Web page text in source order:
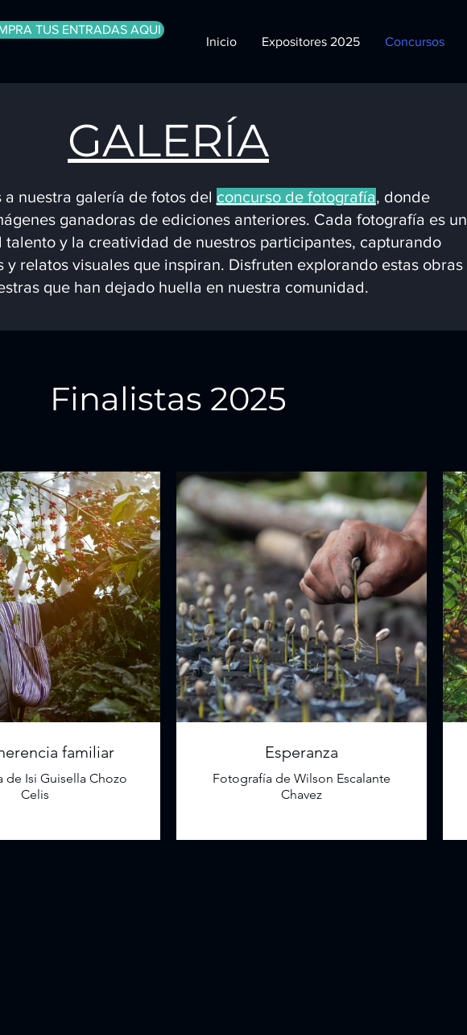
TUS ENTRADAS AQUI
Inicio
Expositores 2025 Concursos
GALERÍA
a nuestra galería de fotos del concurso de fotografía, donde
ganadoras de ediciones anteriores. Cada fotografía es un
talento y la creatividad de nuestros participantes, capturando
y relatos visuales que inspiran. Disfruten explorando estas obras
que han dejado huella en nuestra comunidad.
Finalistas 2025
familiar
de Isi Guisella Chozo
Celis
Esperanza
Fotografía de Wilson Escalante
Chavez